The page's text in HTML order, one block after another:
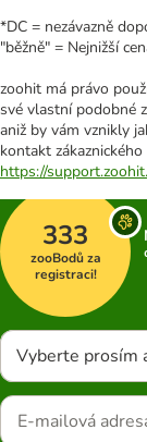
*DC = nezávazně
"běžně" = Nejnižší
zoohit má právo
své vlastní podobné
aniž by vám vznikly
kontakt
https://
333
zooBodů za
registraci!
Vyberte prosím